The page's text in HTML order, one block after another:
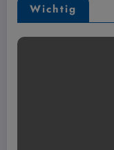
Wichtig